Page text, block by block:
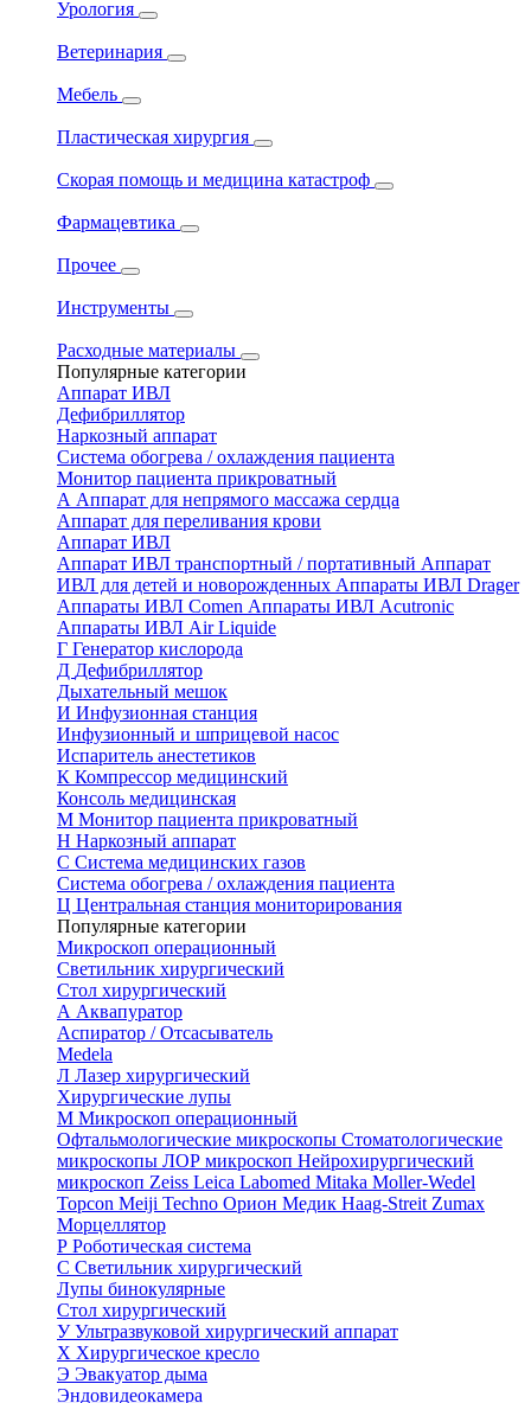
Урология
Ветеринария
Мебель
Пластическая хирургия
Скорая помощь и медицина катастроф
Фармацевтика
Прочее
Инструменты
Расходные материалы
Популярные категории
Аппарат ИВЛ
Дефибриллятор
Наркозный аппарат
Система обогрева / охлаждения пациента
Монитор пациента прикроватный
А Аппарат для непрямого массажа сердца
Аппарат для переливания крови
Аппарат ИВЛ
Аппарат ИВЛ транспортный / портативный Аппарат
ИВЛ для детей и новорожденных Аппараты ИВЛ Drager
Аппараты ИВЛ Comen Аппараты ИВЛ Acutronic
Аппараты ИВЛ Air Liquide
Г Генератор кислорода
Д Дефибриллятор
Дыхательный мешок
И Инфузионная станция
Инфузионный и шприцевой насос
Испаритель анестетиков
К Компрессор медицинский
Консоль медицинская
М Монитор пациента прикроватный
Н Наркозный аппарат
С Система медицинских газов
Система обогрева / охлаждения пациента
Ц Центральная станция мониторирования
Популярные категории
Микроскоп операционный
Светильник хирургический
Стол хирургический
А Аквапуратор
Аспиратор / Отсасыватель
Medela
Л Лазер хирургический
Хирургические лупы
М Микроскоп операционный
Офтальмологические микроскопы Стоматологические
микроскопы ЛОР микроскоп Нейрохирургический
микроскоп Zeiss Leica Labomed Mitaka Moller-Wedel
Topcon Meiji Techno Орион Медик Haag-Streit Zumax
Морцеллятор
Р Роботическая система
С Светильник хирургический
Лупы бинокулярные
Стол хирургический
УУльтразвуковой хирургический аппарат
Х Хирургическое кресло
Э Эвакуатор дыма
Эндовидеокамера